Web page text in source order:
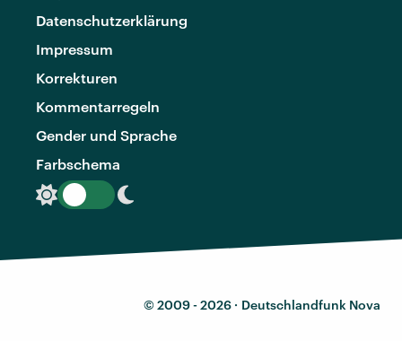
Datenschutzerklärung
Impressum
Korrekturen
Kommentarregeln
Gender und Sprache
Farbschema
© 2009 - 2026 · Deutschlandfunk Nova